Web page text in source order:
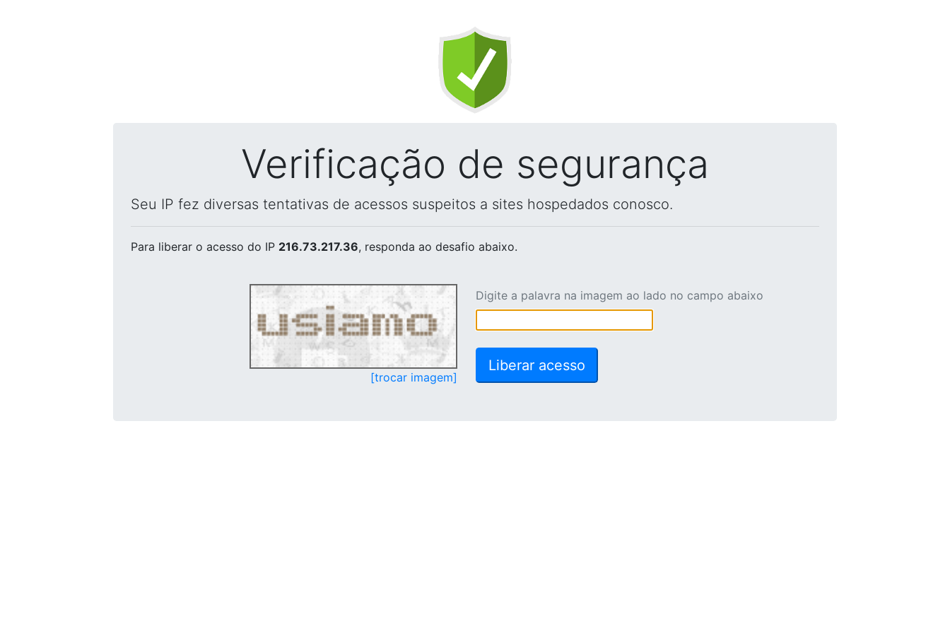
Verificação de segurança
Seu IP fez diversas tentativas de acessos suspeitos a sites hospedados conosco.
Para liberar o acesso do IP 216.73.217.36, responda ao desafio abaixo.
[trocar imagem]
Digite a palavra na imagem ao lado no campo abaixo